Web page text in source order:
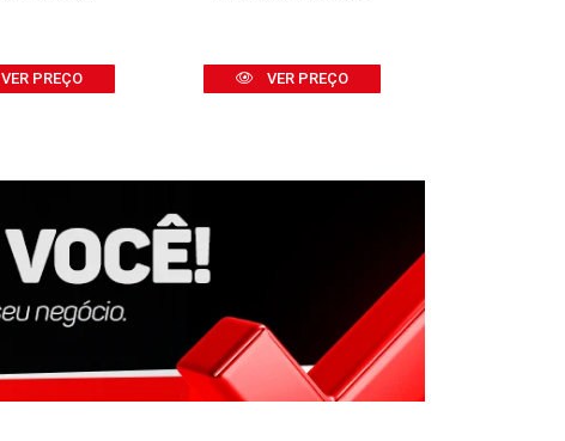
VER PREÇO VER PREÇO